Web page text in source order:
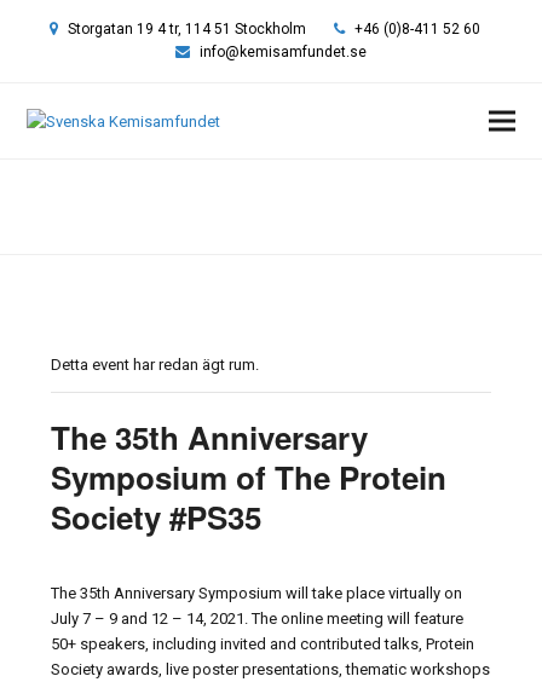
Storgatan 19 4 tr, 114 51 Stockholm
+46 (0)8-411 52 60
info@kemisamfundet.se
Detta event har redan ägt rum.
The 35th Anniversary
Symposium of The Protein
Society #PS35
The 35th Anniversary Symposium will take place virtually on
July 7 – 9 and 12 – 14, 2021. The online meeting will feature
50+ speakers, including invited and contributed talks, Protein
Society awards, live poster presentations, thematic workshops